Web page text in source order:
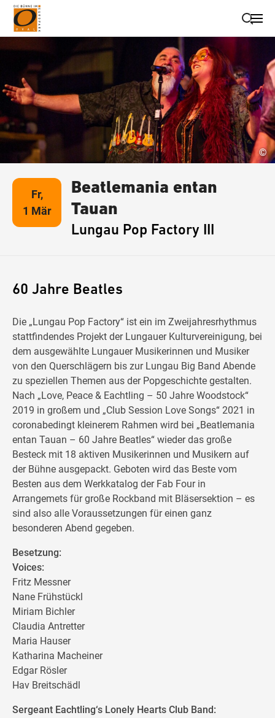
Suche schließen
Wegbeschreibung erhalten
©
Fr,
1 Mär
Beatlemania entan
Tauan
Lungau Pop Factory III
60 Jahre Beatles
Die „Lungau Pop Factory“ ist ein im Zweijahresrhythmus
stattfindendes Projekt der Lungauer Kulturvereinigung, bei
dem ausgewählte Lungauer Musikerinnen und Musiker
von den Querschlägern bis zur Lungau Big Band Abende
zu speziellen Themen aus der Popgeschichte gestalten.
Nach „Love, Peace & Eachtling – 50 Jahre Woodstock“
2019 in großem und „Club Session Love Songs“ 2021 in
coronabedingt kleinerem Rahmen wird bei „Beatlemania
entan Tauan – 60 Jahre Beatles“ wieder das große
Besteck mit 18 aktiven Musikerinnen und Musikern auf
der Bühne ausgepackt. Geboten wird das Beste vom
Besten aus dem Werkkatalog der Fab Four in
Arrangemets für große Rockband mit Bläsersektion – es
sind also alle Voraussetzungen für einen ganz
besonderen Abend gegeben.
Besetzung:
Voices:
Fritz Messner
Nane Frühstückl
Miriam Bichler
Claudia Antretter
Maria Hauser
Katharina Macheiner
Edgar Rösler
Hav Breitschädl
Sergeant Eachtling‘s Lonely Hearts Club Band: